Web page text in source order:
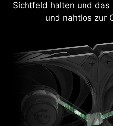
Sichtfeld halten und
und nahtlos zur